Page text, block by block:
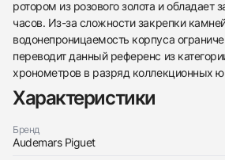
ротором из розового золота и обладает
часов. Из-за сложности закрепки
водонепроницаемость корпуса
переводит данный референс из
хронометров в разряд коллекционных
Характеристики
Бренд
Audemars Piguet
Заказать эти часы
Оставьте ваши контактные данные
Трейд-ин часов
Оставьте ваши контактные данные
с вами